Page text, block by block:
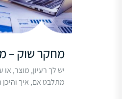
מחקר שוק –
יש לך רעיון, מוצר,
מתלבט אם, איך והיכן